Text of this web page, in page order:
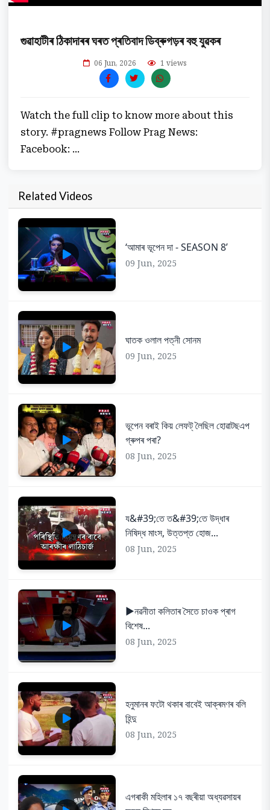
গুৱাহাটীৰ ঠিকাদাৰৰ ঘৰত প্ৰতিবাদ ডিব্ৰুগড়ৰ বহু যুৱকৰ
06 Jun, 2026 1 views
Watch the full clip to know more about this
story. #pragnews Follow Prag News:
Facebook: ...
Related Videos
‘আমাৰ ভূপেন দা - SEASON 8’
09 Jun, 2025
ঘাতক ওলাল পত্নী সোনম
09 Jun, 2025
ভূপেন বৰাই কিয় লেফট্ লৈছিল হোৱাটছএপ
গ্ৰুপৰ পৰা?
08 Jun, 2025
য&#39;তে ত&#39;তে উদ্ধাৰ
নিষিদ্ধ মাংস, উত্তপ্ত হোজ...
08 Jun, 2025
▶️নৱনীতা কলিতাৰ সৈতে চাওক প্ৰাগ
বিশেষ...
08 Jun, 2025
হনুমানৰ ফটো থকাৰ বাবেই আক্ৰমণৰ বলি
হিন্দু
08 Jun, 2025
এগৰাকী মহিলাৰ ১৭ বছৰীয়া অধ্যৱসায়ৰ